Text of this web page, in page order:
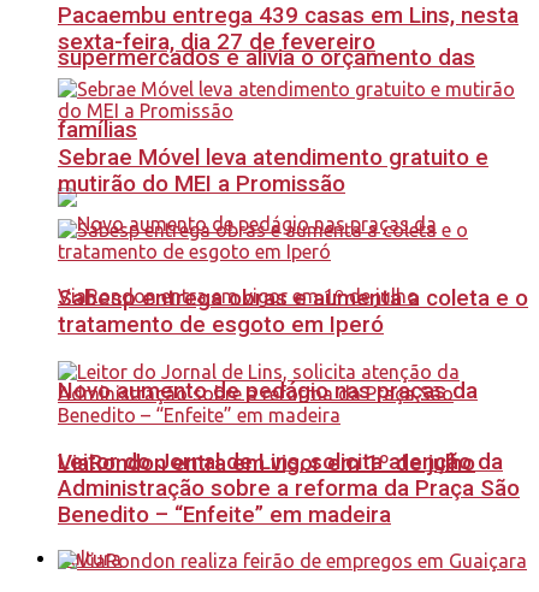
supermercados e alivia o orçamento das
famílias
Novo aumento de pedágio nas praças da
ViaRondon entra em vigor em 1º de julho
Cultura
Pacaembu entrega 439 casas em Lins, nesta
sexta-feira, dia 27 de fevereiro
Sebrae Móvel leva atendimento gratuito e
mutirão do MEI a Promissão
Sabesp entrega obras e aumenta a coleta e o
tratamento de esgoto em Iperó
Leitor do Jornal de Lins, solicita atenção da
Administração sobre a reforma da Praça São
Benedito – “Enfeite” em madeira